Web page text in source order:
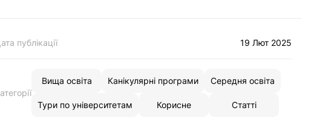
публікації 19 Лют 2025
Вища освіта Канікулярні програми Середня освіта
Тури по університетам Корисне Статті